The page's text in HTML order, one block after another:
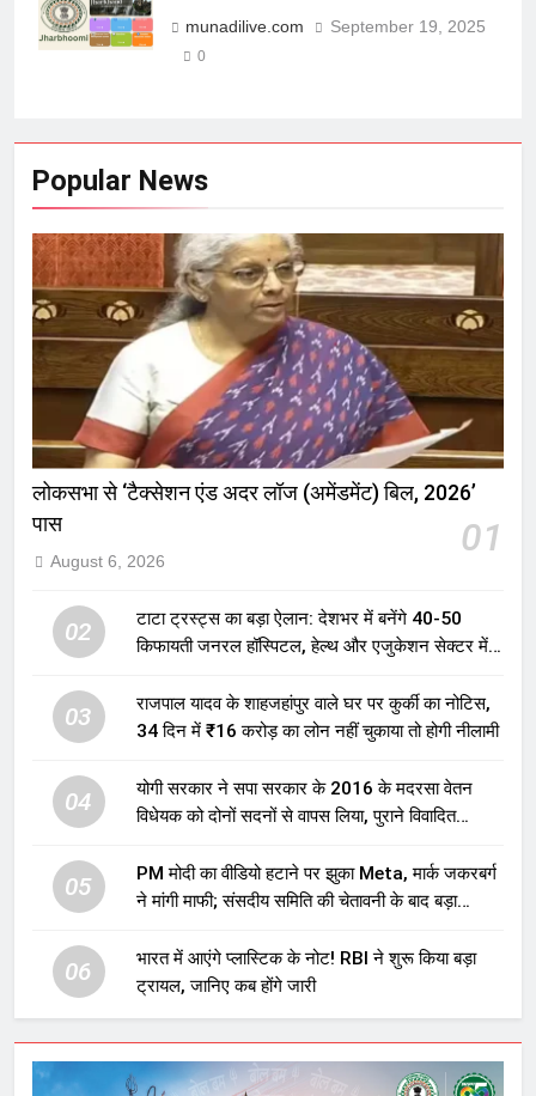
munadilive.com September 19, 2025
0
Popular News
लोकसभा से ‘टैक्सेशन एंड अदर लॉज (अमेंडमेंट) बिल, 2026’
पास
01
August 6, 2026
02
टाटा ट्रस्ट्स का बड़ा ऐलान: देशभर में बनेंगे 40-50
किफायती जनरल हॉस्पिटल, हेल्थ और एजुकेशन सेक्टर में
03
राजपाल यादव के शाहजहांपुर वाले घर पर कुर्की का नोटिस,
34 दिन में ₹16 करोड़ का लोन नहीं चुकाया तो होगी नीलामी
04
योगी सरकार ने सपा सरकार के 2016 के मदरसा वेतन
विधेयक को दोनों सदनों से वापस लिया, पुराने विवादित
05
PM मोदी का वीडियो हटाने पर झुका Meta, मार्क जकरबर्ग
ने मांगी माफी; संसदीय समिति की चेतावनी के बाद बड़ा
06
भारत में आएंगे प्लास्टिक के नोट! RBI ने शुरू किया बड़ा
ट्रायल, जानिए कब होंगे जारी